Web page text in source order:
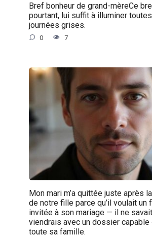
Bref bonheur de grand-mèreCe
pourtant, lui suffit à illuminer
journées grises.
0 7
Mon mari m’a quittée juste après
de notre fille parce qu’il voulait un
invitée à son mariage — il ne
viendrais avec un dossier capable
toute sa famille.